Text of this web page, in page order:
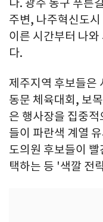
다. 광주 동구 푸른
주변, 나주혁신도
이른 시간부터 나
다.
제주지역 후보들은
동문 체육대회, 보
은 행사장을 집중
들이 파란색 계열
도의원 후보들이
택하는 등 '색깔 전